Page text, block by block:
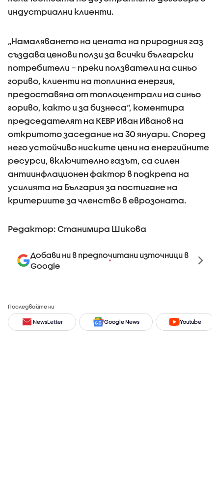
индустриални клиенти.
„Намаляването на цената на природния газ
създава ценови ползи за всички български
потребители – преки ползватели на синьо
гориво, клиенти на топлинна енергия,
предоставяна от топлоцентрали на синьо
гориво, както и за бизнеса“, коментира
председателят на КЕВР Иван Иванов на
откритото заседание на 30 януари. Според
него устойчиво ниските цени на енергийните
ресурси, включително газът, са силен
антиинфлационен фактор в подкрепа на
усилията на България за постигане на
критериите за членство в еврозоната.
Редактор: Станимира Шикова
Добави ни в предпочитани източници в
Google
Последвайте ни
NewsLetter Google News Youtube